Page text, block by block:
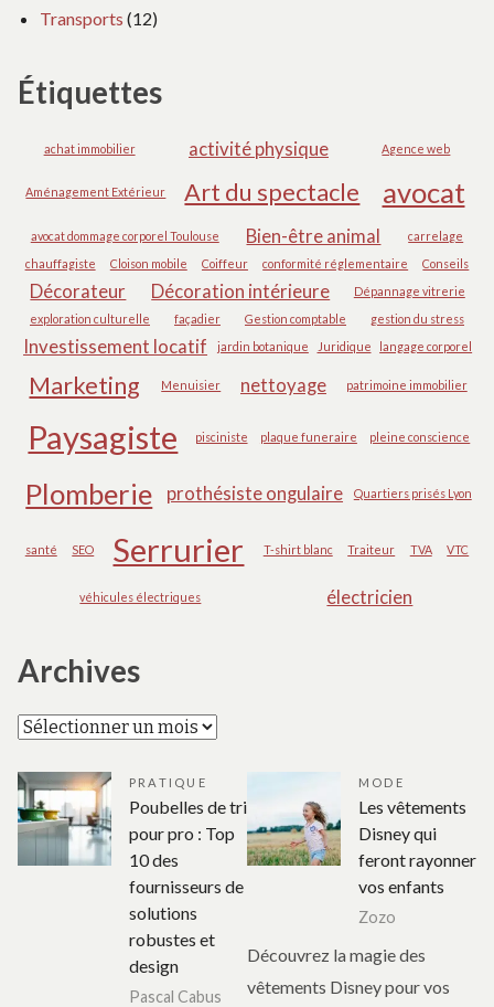
Transports (12)
Étiquettes
achat immobilier activité physique Agence web
Aménagement Extérieur Art du spectacle avocat
avocat dommage corporel Toulouse Bien-être animal
carrelage
chauffagiste
Cloison mobile Coiffeur conformité réglementaire Conseils
Décorateur Décoration intérieure
Dépannage vitrerie
exploration culturelle
façadier Gestion comptable gestion du stress
Investissement locatif jardin botanique Juridique langage corporel
Marketing Menuisier nettoyage patrimoine immobilier
Paysagiste pisciniste plaque funeraire pleine conscience
Plomberie prothésiste ongulaire Quartiers prisés Lyon
santé SEO Serrurier T-shirt blanc Traiteur TVA VTC
véhicules électriques électricien
Archives
Archives
PRATIQUE
Poubelles de tri
pour pro : Top
10 des
fournisseurs de
solutions
robustes et
design
Pascal Cabus
MODE
Les vêtements
Disney qui
feront rayonner
vos enfants
Zozo
Découvrez la magie des
vêtements Disney pour vos